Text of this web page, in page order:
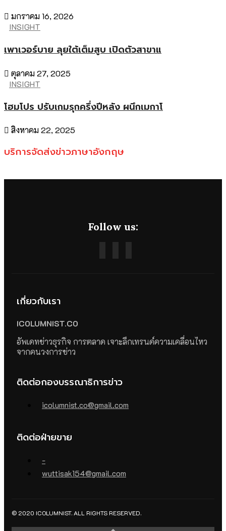
มกราคม 16, 2026
INSIGHT
เพาเวอร์บาย ลุยใต้เต็มสูบ เปิดตัวสาขาแ
ตุลาคม 27, 2025
INSIGHT
โฮมโปร ปรับเกมรุกครึ่งปีหลัง ผนึกเมกาโ
สิงหาคม 22, 2025
บริการจัดส่งข่าวภาษาอังกฤษ
Follow us:
เกี่ยวกับเรา
ICOLUMNIST.CO
อัพเดทข่าวธุรกิจ การตลาด เจาะลึกเทรนด์ความเคลื่อนไหว
จากคนวงการข่าว
ติดต่อกองบรรณาธิการข่าว
icolumnist.co@gmail.com
ติดต่อฝ่ายขาย
-
wuttisak154@gmail.com
© 2020 ICOLUMNIST. ALL RIGHTS RESERVED.